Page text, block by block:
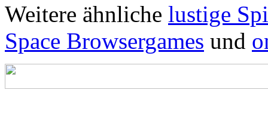
Weitere ähnliche lustige
Space Browsergames und